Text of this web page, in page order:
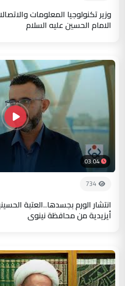
وزير تكنولوجيا المعلومات
الامام الحسين عليه السلام
03:04
734
انتشار الورم بجسدها..العتبة
أيزيدية من محافظة نينوى